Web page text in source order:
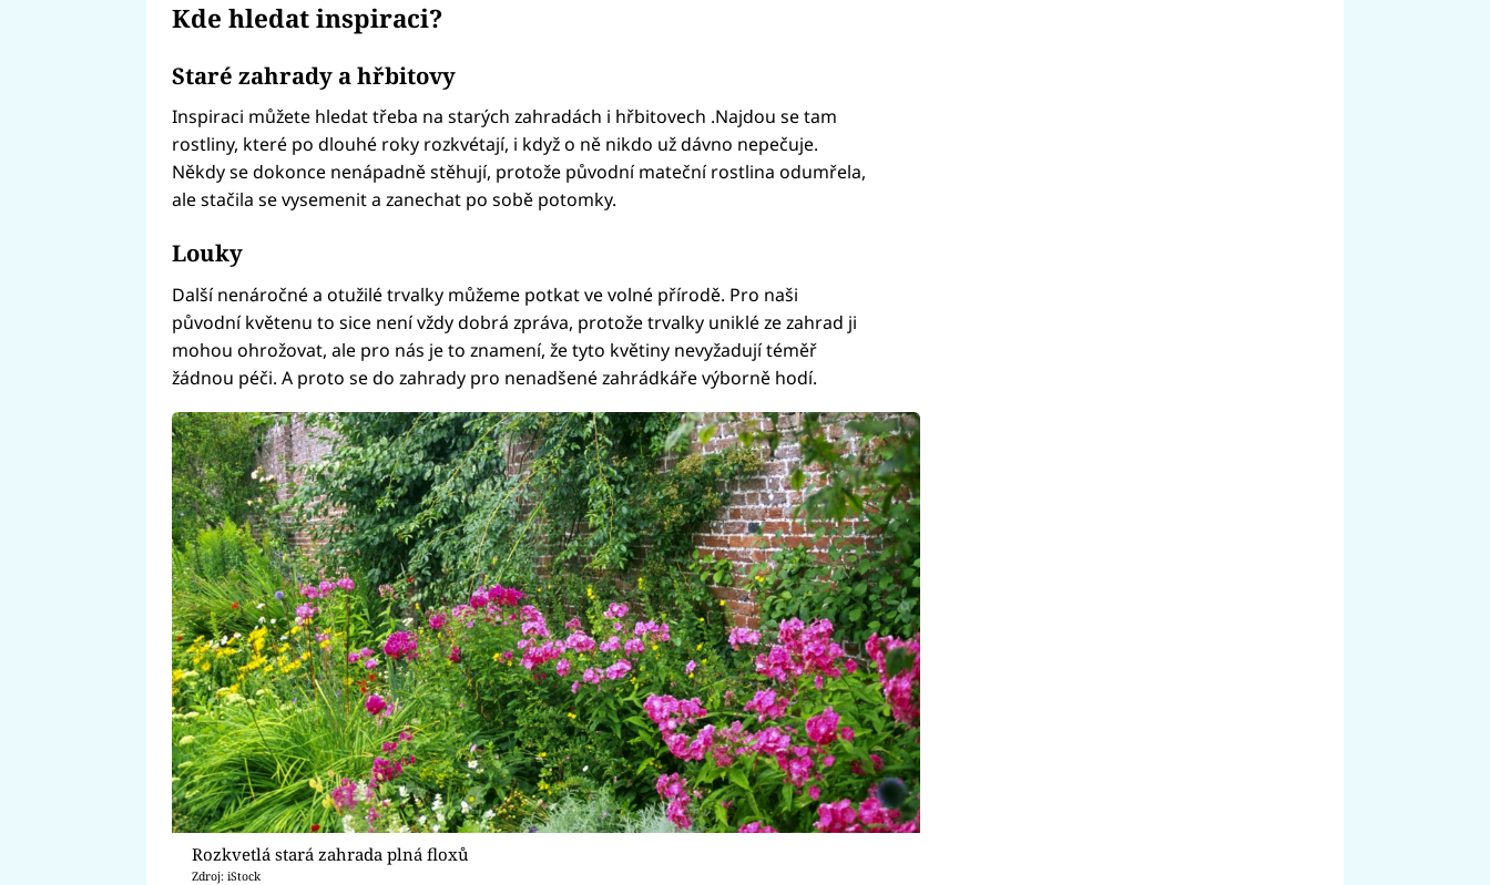
Kde hledat inspiraci?
Staré zahrady a hřbitovy
Inspiraci můžete hledat třeba na starých zahradách i hřbitovech .Najdou se tam
rostliny, které po dlouhé roky rozkvétají, i když o ně nikdo už dávno nepečuje.
Někdy se dokonce nenápadně stěhují, protože původní mateční rostlina odumřela,
ale stačila se vysemenit a zanechat po sobě potomky.
Louky
Další nenáročné a otužilé trvalky můžeme potkat ve volné přírodě. Pro naši
původní květenu to sice není vždy dobrá zpráva, protože trvalky uniklé ze zahrad ji
mohou ohrožovat, ale pro nás je to znamení, že tyto květiny nevyžadují téměř
žádnou péči. A proto se do zahrady pro nenadšené zahrádkáře výborně hodí.
Rozkvetlá stará zahrada plná floxů
Zdroj: iStock